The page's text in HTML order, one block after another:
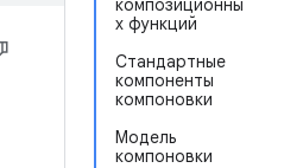
композиционны
х функций
Стандартные
компоненты
компоновки
Модель
компоновки